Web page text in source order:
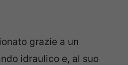
grazie a un
idraulico e, al suo